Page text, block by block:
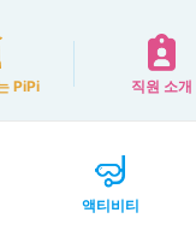
PiPi 직원 소개
액티비티